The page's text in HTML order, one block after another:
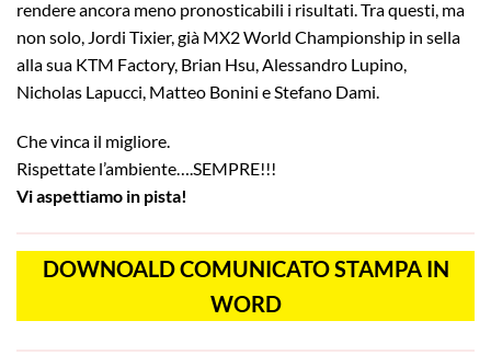
rendere ancora meno pronosticabili i risultati. Tra questi, ma
non solo, Jordi Tixier, già MX2 World Championship in sella
alla sua KTM Factory, Brian Hsu, Alessandro Lupino,
Nicholas Lapucci, Matteo Bonini e Stefano Dami.
Che vinca il migliore.
Rispettate l’ambiente….SEMPRE!!!
Vi aspettiamo in pista!
DOWNOALD COMUNICATO STAMPA IN
WORD